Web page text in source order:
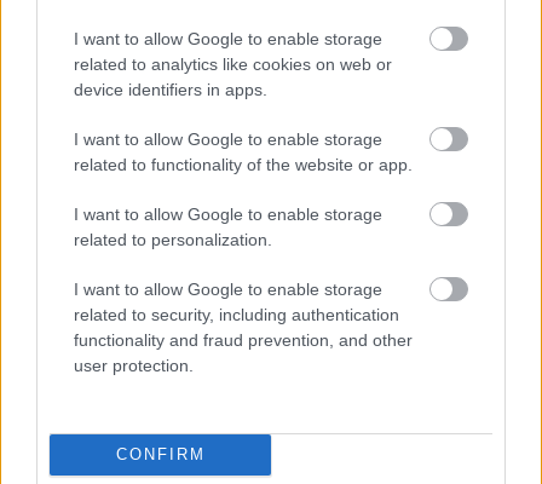
I want to allow Google to enable storage
related to analytics like cookies on web or
device identifiers in apps.
I want to allow Google to enable storage
related to functionality of the website or app.
I want to allow Google to enable storage
related to personalization.
I want to allow Google to enable storage
related to security, including authentication
functionality and fraud prevention, and other
user protection.
CONFIRM
Señales de agotamiento
¿Te sientes cansado sin razón? Estas señales lo